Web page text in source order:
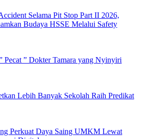
Selama Pit Stop Part II 2026,
Budaya HSSE Melalui Safety
Pecat ” Dokter Tamara yang Nyinyiri
Lebih Banyak Sekolah Raih Predikat
Perkuat Daya Saing UMKM Lewat